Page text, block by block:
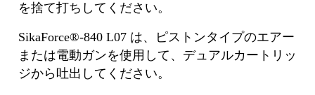
を捨て打ちしてください。
SikaForce®-840 L07 は、ピストンタイプのエアー
または電動ガンを使⽤して、デュアルカートリッ
ジから吐出してください。